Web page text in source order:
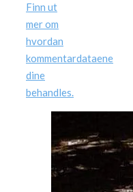
Finn ut
mer om
hvordan
kommentardataene
dine
behandles.